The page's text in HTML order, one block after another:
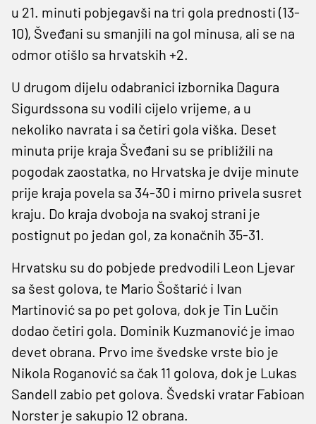
u 21. minuti pobjegavši na tri gola prednosti (13-
10), Šveđani su smanjili na gol minusa, ali se na
odmor otišlo sa hrvatskih +2.
U drugom dijelu odabranici izbornika Dagura
Sigurdssona su vodili cijelo vrijeme, a u
nekoliko navrata i sa četiri gola viška. Deset
minuta prije kraja Šveđani su se približili na
pogodak zaostatka, no Hrvatska je dvije minute
prije kraja povela sa 34-30 i mirno privela susret
kraju. Do kraja dvoboja na svakoj strani je
postignut po jedan gol, za konačnih 35-31.
Hrvatsku su do pobjede predvodili Leon Ljevar
sa šest golova, te Mario Šoštarić i Ivan
Martinović sa po pet golova, dok je Tin Lučin
dodao četiri gola. Dominik Kuzmanović je imao
devet obrana. Prvo ime švedske vrste bio je
Nikola Roganović sa čak 11 golova, dok je Lukas
Sandell zabio pet golova. Švedski vratar Fabioan
Norster je sakupio 12 obrana.